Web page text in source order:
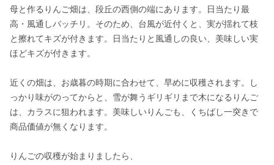
母と作るりんご畑は、段丘の西側の端にあります。日当たり最
高・風通しバッチリ。そのため、台風が近付くと、実が揺れて枝
と擦れてキズが付きます。日当たりと風通しの良い、美味しい実
ほどキズが付きます。
近くの畑は、お歳暮の時期に合わせて、早めに収穫されます。し
っかり味がのってからと、雪が舞うギリギリまで木になるりんご
は、カラスに狙われます。美味しいりんごも、くちばし一突きで
商品価値が無くなります。
りんごの収穫が始まりましたら、